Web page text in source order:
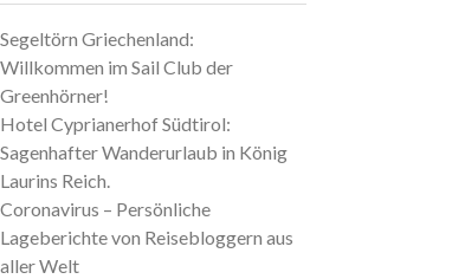
Segeltörn Griechenland:
Willkommen im Sail Club der
Greenhörner!
Hotel Cyprianerhof Südtirol:
Sagenhafter Wanderurlaub in König
Laurins Reich.
Coronavirus – Persönliche
Lageberichte von Reisebloggern aus
aller Welt